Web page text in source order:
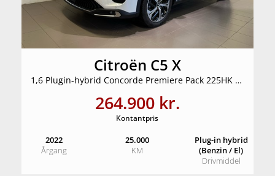
Citroën C5 X
1,6 Plugin-hybrid Concorde Premiere Pack 225HK 5d 8g Aut.
264.900 kr.
Kontantpris
2022
Årgang
25.000
KM
Plug-in hybrid
(Benzin / El)
Drivmiddel